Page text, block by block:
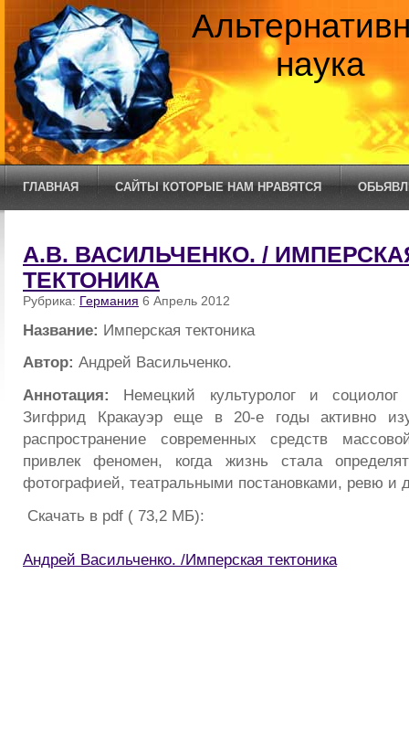
наука
ГЛАВНАЯ САЙТЫ КОТОРЫЕ НАМ НРАВЯТСЯ
А.В. ВАСИЛЬЧЕНКО. /
ТЕКТОНИКА
Рубрика: Германия 6 Апрель 2012
Название: Имперская тектоника
Автор: Андрей Васильченко.
Аннотация: Немецкий культуролог и социолог
Зигфрид Кракауэр еще в 20-е годы активно
распространение современных средств
привлек феномен, когда жизнь стала
фотографией, театральными постановками, ревю и
Скачать в pdf ( 73,2 МБ):
Андрей Васильченко. /Имперская тектоника